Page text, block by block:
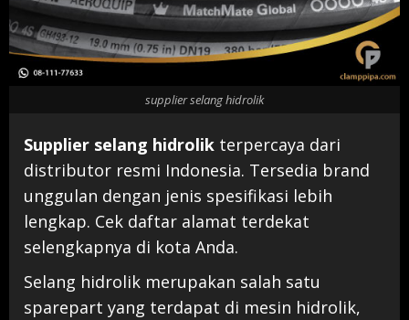
supplier selang hidrolik
Supplier selang hidrolik terpercaya dari
distributor resmi Indonesia. Tersedia brand
unggulan dengan jenis spesifikasi lebih
lengkap. Cek daftar alamat terdekat
selengkapnya di kota Anda.
Selang hidrolik merupakan salah satu
sparepart yang terdapat di mesin hidrolik,